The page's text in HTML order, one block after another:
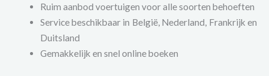
Ruim aanbod voertuigen voor alle soorten behoeften
Service beschikbaar in België, Nederland, Frankrijk en
Duitsland
Gemakkelijk en snel online boeken